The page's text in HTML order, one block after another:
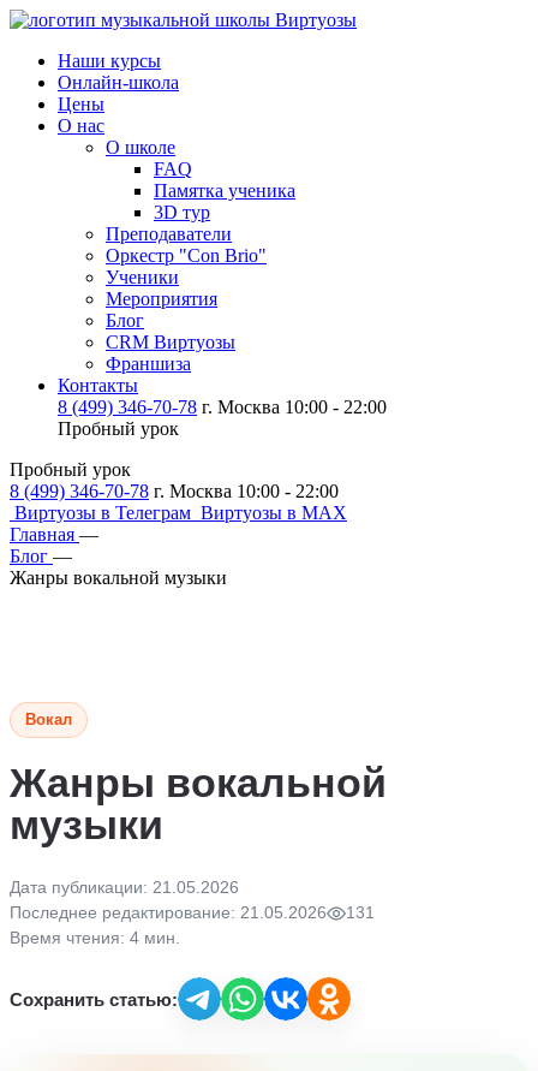
Наши курсы
Онлайн-школа
Цены
О нас
О школе
FAQ
Памятка ученика
3D тур
Преподаватели
Оркестр "Con Brio"
Ученики
Мероприятия
Блог
CRM Виртуозы
Франшиза
Контакты
8 (499) 346-70-78 г. Москва 10:00 - 22:00
Пробный урок
Пробный урок
8 (499) 346-70-78 г. Москва 10:00 - 22:00
Виртуозы в Телеграм Виртуозы в MAX
Главная —
Блог —
Жанры вокальной музыки
Вокал
Жанры вокальной
музыки
Дата публикации: 21.05.2026
Последнее редактирование: 21.05.2026
131
Время чтения: 4 мин.
Сохранить статью: